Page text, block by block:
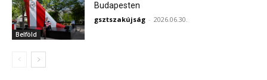
Belföld
Budapesten
gsztszakújság - 2026.06.30.